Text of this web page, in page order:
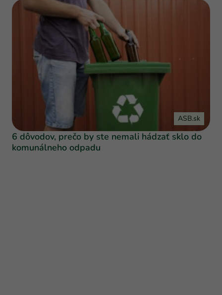
ASB.sk
6 dôvodov, prečo by ste nemali hádzať sklo do
komunálneho odpadu